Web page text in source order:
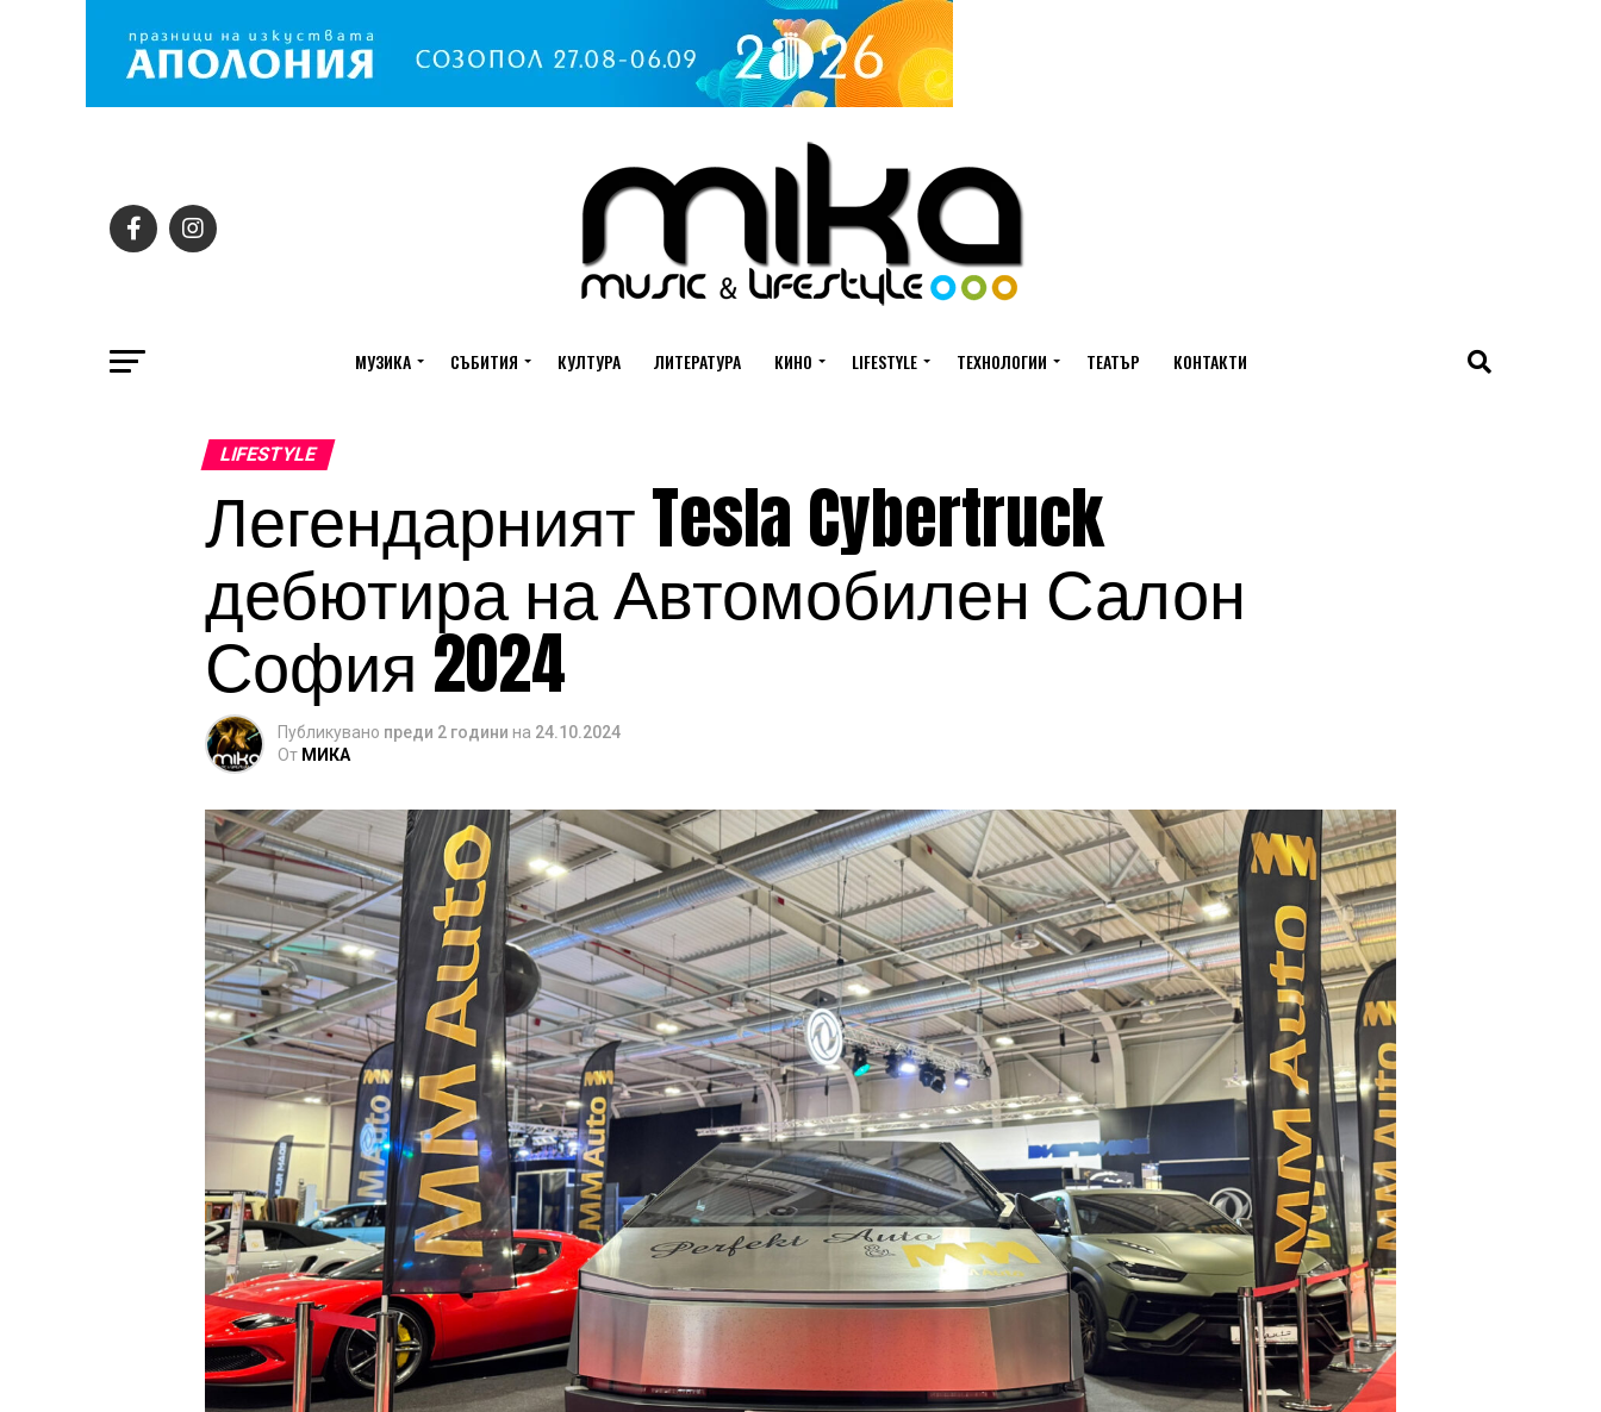
МУЗИКА СЪБИТИЯ КУЛТУРА ЛИТЕРАТУРА КИНО LIFESTYLE ТЕХНОЛОГИИ ТЕАТЪР КОНТАКТИ
LIFESTYLE
Легендарният Tesla Cybertruck
дебютира на Автомобилен Салон
София 2024
Публикувано преди 2 години на 24.10.2024
От МИКА